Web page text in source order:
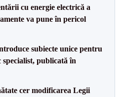
cu energie electrică a
va pune în pericol
subiecte unice pentru
specialist, publicată în
cer modificarea Legii